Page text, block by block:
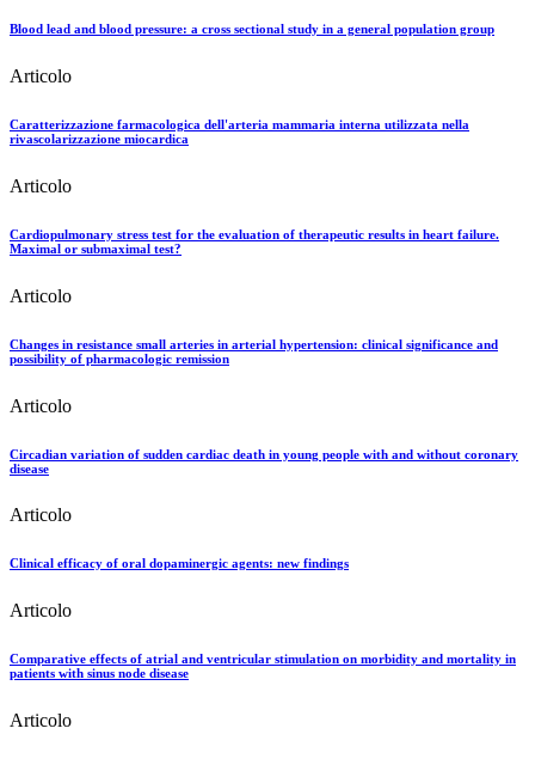
Blood lead and blood pressure: a cross sectional study in a general population group
Articolo
Caratterizzazione farmacologica dell'arteria mammaria interna utilizzata nella
rivascolarizzazione miocardica
Articolo
Cardiopulmonary stress test for the evaluation of therapeutic results in heart failure.
Maximal or submaximal test?
Articolo
Changes in resistance small arteries in arterial hypertension: clinical significance and
possibility of pharmacologic remission
Articolo
Circadian variation of sudden cardiac death in young people with and without coronary
disease
Articolo
Clinical efficacy of oral dopaminergic agents: new findings
Articolo
Comparative effects of atrial and ventricular stimulation on morbidity and mortality in
patients with sinus node disease
Articolo